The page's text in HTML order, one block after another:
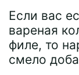
Если вас
вареная
филе, то
смело